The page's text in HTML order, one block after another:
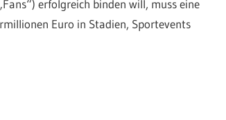
erfolgreich binden will, muss eine
Euro in Stadien, Sportevents